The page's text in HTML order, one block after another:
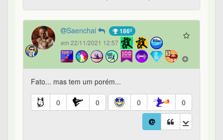
Saenchai 186º
em 22/11/2021 12:57
Fato... mas tem um porém...
0 0 0 0